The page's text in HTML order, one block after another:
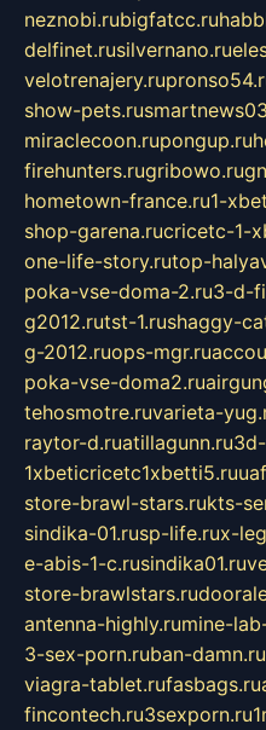
neznobi.rubigfatcc.ru
delfinet.rusilvernano.ru
velotrenajery.ru
show-pets.ru
miraclecoon.rupongup.ru
firehunters.rugribowo.ru
hometown-france.ru1-
shop-garena.rucricetc-1-
one-life-story.rutop-
poka-vse-doma-2.ru3-d-
g2012.rutst-1.rushaggy-
g-2012.ruops-mgr.ru
poka-vse-doma2.ru
tehosmotre.ruvarieta-
raytor-d.ruatillagunn.ru
1xbeticricetc1xbetti5.ru
store-brawl-stars.rukts-
sindika-01.rusp-life.rux-
e-abis-1-c.rusindika01.ru
store-brawlstars.ru
antenna-highly.rumine-
3-sex-porn.ruban-damn.ru
viagra-tablet.rufasbags.ru
fincontech.ru3sexporn.ru